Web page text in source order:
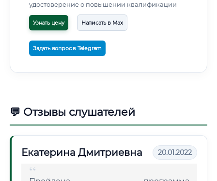
удостоверение о повышении квалификации
Узнать цену Написать в Max
Задать вопрос в Telegram
💬 Отзывы слушателей
Екатерина Дмитриевна 20.01.2022